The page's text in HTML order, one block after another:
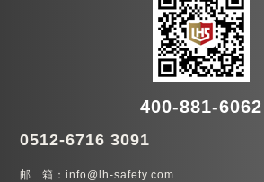
400-881-6062
0512-6716 3091
邮 箱：info@lh-safety.com